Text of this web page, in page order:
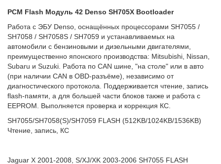
PCM Flash Модуль 42 Denso SH705X Bootloader
Работа с ЭБУ Denso, оснащённых процессорами SH7055 /
SH7058 / SH7058S / SH7059 и устанавливаемых на
автомобили с бензиновыми и дизельными двигателями,
преимущественно японского производства: Mitsubishi, Nissan,
Subaru и Suzuki. Работа по CAN шине, "на столе" или в авто
(при наличии CAN в OBD-разъёме), независимо от
диагностического протокола. Поддерживается чтение, запись
flash-памяти, а для большей части блоков также и работа с
EEPROM. Выполняется проверка и коррекция КС.
SH7055/SH7058(S)/SH7059 FLASH (512KB/1024KB/1536KB)
Чтение, запись, КС
Jaguar X 2001-2008, S/XJ/XK 2003-2006 SH7055 FLASH